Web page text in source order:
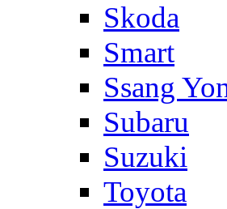
Skoda
Smart
Ssang
Subaru
Suzuki
Toyota